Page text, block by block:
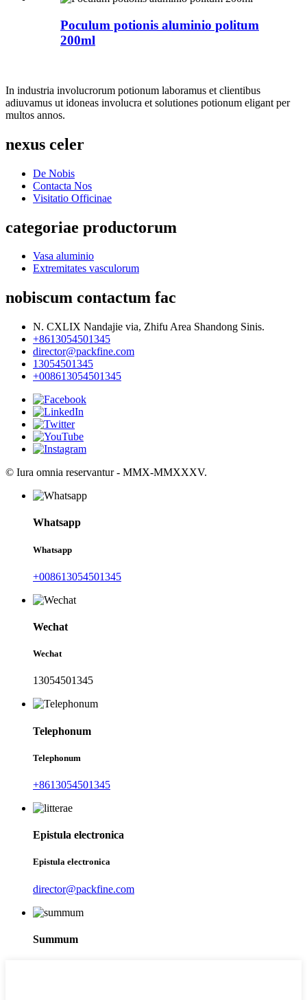
Poculum potionis aluminio politum
200ml
In industria involucrorum potionum laboramus et clientibus
adiuvamus ut idoneas involucra et solutiones potionum eligant per
multos annos.
nexus celer
De Nobis
Contacta Nos
Visitatio Officinae
categoriae productorum
Vasa aluminio
Extremitates vasculorum
nobiscum contactum fac
N. CXLIX Nandajie via, Zhifu Area Shandong Sinis.
+8613054501345
director@packfine.com
13054501345
+008613054501345
© Iura omnia reservantur - MMX-MMXXXV.
Whatsapp
Whatsapp
+008613054501345
Wechat
Wechat
13054501345
Telephonum
Telephonum
+8613054501345
Epistula electronica
Epistula electronica
director@packfine.com
Summum